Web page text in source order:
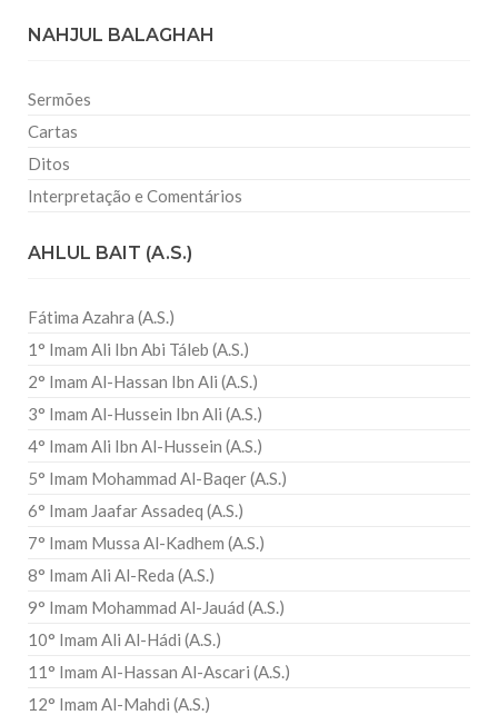
NAHJUL BALAGHAH
Sermões
Cartas
Ditos
Interpretação e Comentários
AHLUL BAIT (A.S.)
Fátima Azahra (A.S.)
1° Imam Ali Ibn Abi Táleb (A.S.)
2° Imam Al-Hassan Ibn Ali (A.S.)
3° Imam Al-Hussein Ibn Ali (A.S.)
4° Imam Ali Ibn Al-Hussein (A.S.)
5° Imam Mohammad Al-Baqer (A.S.)
6° Imam Jaafar Assadeq (A.S.)
7° Imam Mussa Al-Kadhem (A.S.)
8° Imam Ali Al-Reda (A.S.)
9° Imam Mohammad Al-Jauád (A.S.)
10° Imam Ali Al-Hádi (A.S.)
11° Imam Al-Hassan Al-Ascari (A.S.)
12° Imam Al-Mahdi (A.S.)